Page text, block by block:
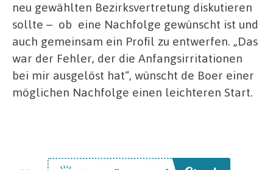
neu gewählten Bezirksvertretung diskutieren
sollte – ob eine Nachfolge gewünscht ist und
auch gemeinsam ein Profil zu entwerfen. „Das
war der Fehler, der die Anfangsirritationen
bei mir ausgelöst hat“, wünscht de Boer einer
möglichen Nachfolge einen leichteren Start.